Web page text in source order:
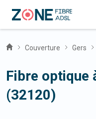
Couverture Gers
Fibre optique
(32120)